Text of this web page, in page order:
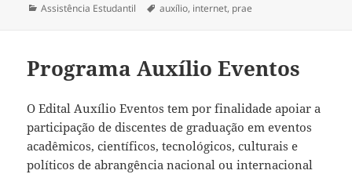
Categorias
Assistência Estudantil Tags
auxílio, internet, prae
Programa Auxílio Eventos
O Edital Auxílio Eventos tem por finalidade apoiar a
participação de discentes de graduação em eventos
acadêmicos, científicos, tecnológicos, culturais e
políticos de abrangência nacional ou internacional